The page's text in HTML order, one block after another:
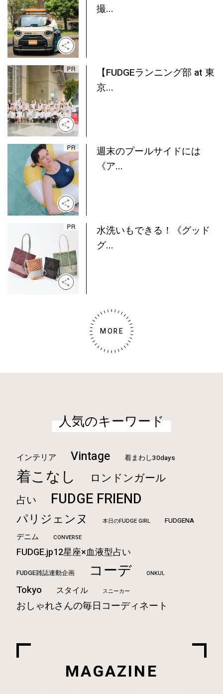
撮...
【FUDGEランニング部 at 東
京...
週末のプールサイドには
《ア...
水洗いもできる！《グッド
グ...
MORE
人気のキーワード
インテリア Vintage 着まわし30days
着こなし ロンドンガール
占い FUDGE FRIEND
パリジェンヌ 本日のFUDGE GIRL FUDGENA
デニム CONVERSE
FUDGE.jp12星座×血液型占い
FUDGE雑誌連動企画 コーデ ONKUL
Tokyo スタイル スニーカー
おしゃれさんの毎日コーディネート
MAGAZINE